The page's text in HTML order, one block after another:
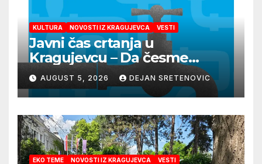
KULTURA NOVOSTI IZ KRAGUJEVCA VESTI
Javni čas crtanja u
Kragujevcu – Da česme
zažive
AUGUST 5, 2026 DEJAN SRETENOVIC
EKO TEME NOVOSTI IZ KRAGUJEVCA VESTI